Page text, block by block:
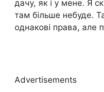
дачу, як і у мене. Я
там більше небуде.
однакові права, але
Advertisements